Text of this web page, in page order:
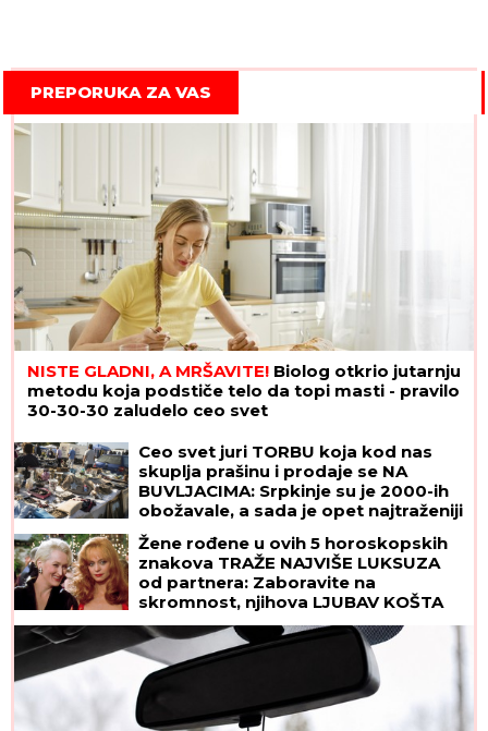
PREPORUKA ZA VAS
NISTE GLADNI, A MRŠAVITE! Biolog otkrio jutarnju
metodu koja podstiče telo da topi masti - pravilo
30-30-30 zaludelo ceo svet
Ceo svet juri TORBU koja kod nas
skuplja prašinu i prodaje se NA
BUVLJACIMA: Srpkinje su je 2000-ih
obožavale, a sada je opet najtraženiji
komad!
Žene rođene u ovih 5 horoskopskih
znakova TRAŽE NAJVIŠE LUKSUZA
od partnera: Zaboravite na
skromnost, njihova LJUBAV KOŠTA
BOGATSTVO, ali i vredi svake pare